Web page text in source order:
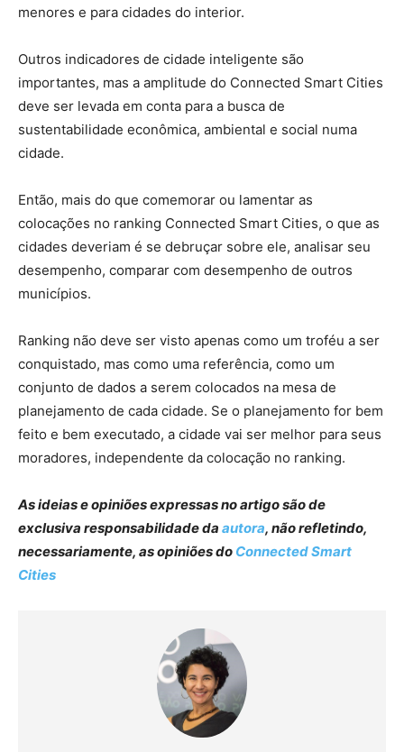
menores e para cidades do interior.
Outros indicadores de cidade inteligente são
importantes, mas a amplitude do Connected Smart Cities
deve ser levada em conta para a busca de
sustentabilidade econômica, ambiental e social numa
cidade.
Então, mais do que comemorar ou lamentar as
colocações no ranking Connected Smart Cities, o que as
cidades deveriam é se debruçar sobre ele, analisar seu
desempenho, comparar com desempenho de outros
municípios.
Ranking não deve ser visto apenas como um troféu a ser
conquistado, mas como uma referência, como um
conjunto de dados a serem colocados na mesa de
planejamento de cada cidade. Se o planejamento for bem
feito e bem executado, a cidade vai ser melhor para seus
moradores, independente da colocação no ranking.
As ideias e opiniões expressas no artigo são de
exclusiva responsabilidade da autora, não refletindo,
necessariamente, as opiniões do Connected Smart
Cities